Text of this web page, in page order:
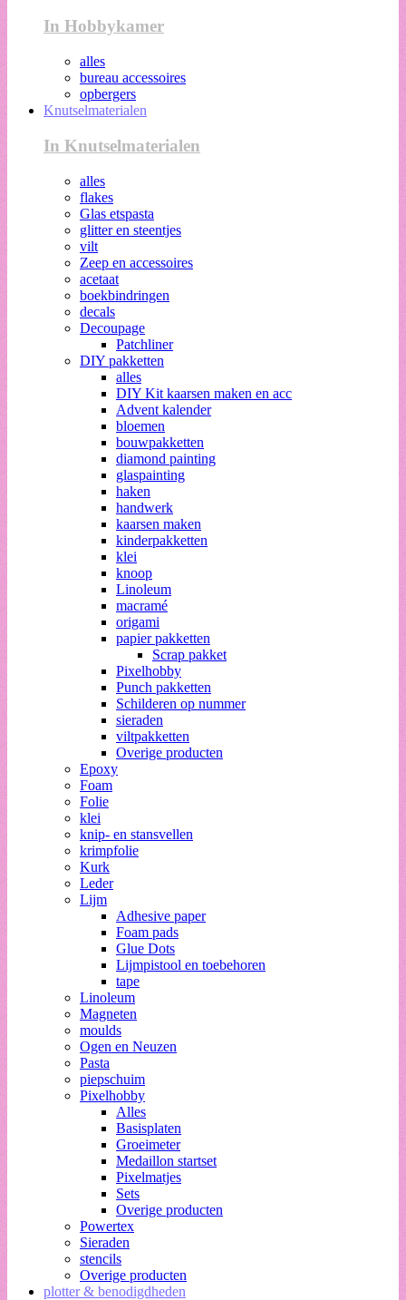
In Hobbykamer
alles
bureau accessoires
opbergers
Knutselmaterialen
In Knutselmaterialen
alles
flakes
Glas etspasta
glitter en steentjes
vilt
Zeep en accessoires
acetaat
boekbindringen
decals
Decoupage
Patchliner
DIY pakketten
alles
DIY Kit kaarsen maken en acc
Advent kalender
bloemen
bouwpakketten
diamond painting
glaspainting
haken
handwerk
kaarsen maken
kinderpakketten
klei
knoop
Linoleum
macramé
origami
papier pakketten
Scrap pakket
Pixelhobby
Punch pakketten
Schilderen op nummer
sieraden
viltpakketten
Overige producten
Epoxy
Foam
Folie
klei
knip- en stansvellen
krimpfolie
Kurk
Leder
Lijm
Adhesive paper
Foam pads
Glue Dots
Lijmpistool en toebehoren
tape
Linoleum
Magneten
moulds
Ogen en Neuzen
Pasta
piepschuim
Pixelhobby
Alles
Basisplaten
Groeimeter
Medaillon startset
Pixelmatjes
Sets
Overige producten
Powertex
Sieraden
stencils
Overige producten
plotter & benodigdheden